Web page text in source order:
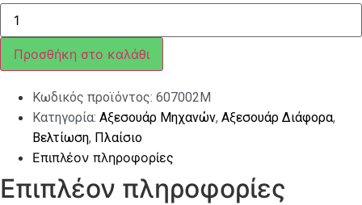
ΜΟΥΤΣΟΥΝΑ
VESPA
SPRINT
SPORT
ALLURE
ποσότητα
Προσθήκη στο καλάθι
Κωδικός προϊόντος: 607002M
Κατηγορία: Αξεσουάρ Μηχανών, Αξεσουάρ Διάφορα,
Βελτίωση, Πλαίσιο
Επιπλέον πληροφορίες
Επιπλέον πληροφορίες